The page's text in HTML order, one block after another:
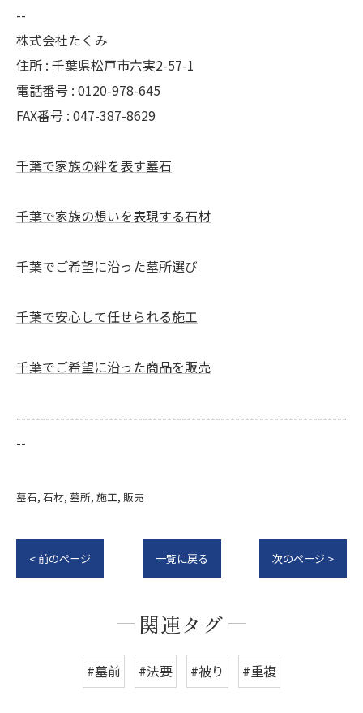
--
株式会社たくみ
住所 : 千葉県松戸市六実2-57-1
電話番号 : 0120-978-645
FAX番号 : 047-387-8629
千葉で家族の絆を表す墓石
千葉で家族の想いを表現する石材
千葉でご希望に沿った墓所選び
千葉で安心して任せられる施工
千葉でご希望に沿った商品を販売
--------------------------------------------------------------------
--
墓石 石材 墓所 施工 販売
< 前のページ 一覧に戻る 次のページ >
関連タグ
#墓前 #法要 #被り #重複